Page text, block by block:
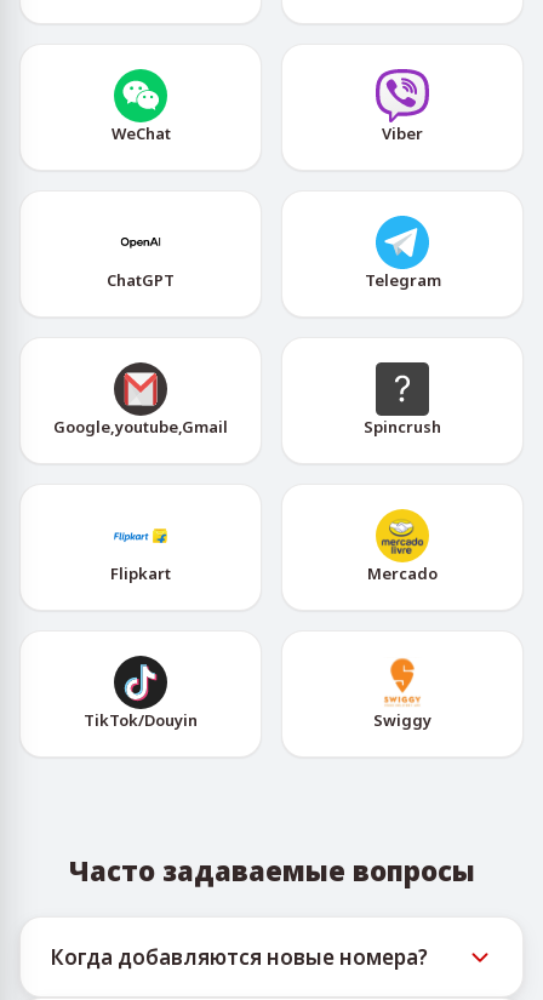
WeChat Viber
ChatGPT Telegram
Google,youtube,Gmail Spincrush
Flipkart Mercado
TikTok/Douyin Swiggy
Часто задаваемые вопросы
Когда добавляются новые номера?